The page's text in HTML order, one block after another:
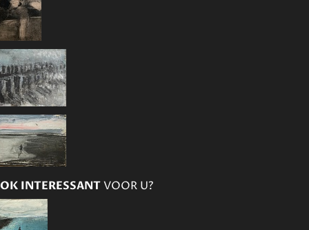
INTERESSANTVOOR U?